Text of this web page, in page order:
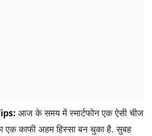
आज के समय में स्मार्टफोन एक ऐसी चीज
एक काफी अहम हिस्सा बन चुका है. सुबह